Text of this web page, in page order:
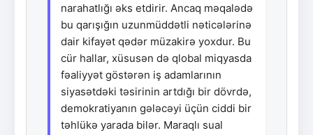
narahatlığı əks etdirir. Ancaq məqalədə
bu qarışığın uzunmüddətli nəticələrinə
dair kifayət qədər müzakirə yoxdur. Bu
cür hallar, xüsusən də qlobal miqyasda
fəaliyyət göstərən iş adamlarının
siyasətdəki təsirinin artdığı bir dövrdə,
demokratiyanın gələcəyi üçün ciddi bir
təhlükə yarada bilər. Maraqlı sual